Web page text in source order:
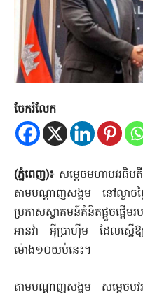
ចែករំលែក
(ភ្នំពេញ)៖សម្តេចមហាប​វរធិប
តាមបណ្តាញសង្គម នៅល្ងាច
ប្រកាសស្វាគមន៍គំនិតផ្តួចផ្ត
អានវ៉ា អ៉ីប្រាហ៉ីម ដែលស្នើ
ម៉ោង១០យប់នេះ។
តាមបណ្តាញសង្គម សម្តេចបវ